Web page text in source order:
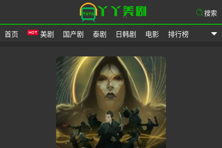
首页 美剧 国产剧 泰剧 日韩剧 电影 排行榜
搜索